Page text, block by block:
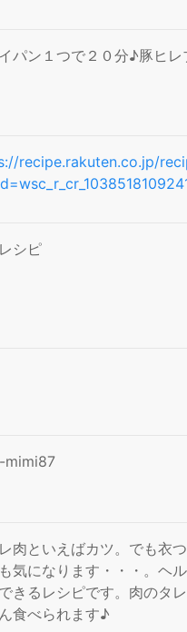
パン１つで２０分♪豚ヒ
recipe.rakuten.co.jp/
シピ
mimi87
肉といえばカツ。でも衣
気になります・・・。ヘ
きるレシピです。肉のタ
食べられます♪